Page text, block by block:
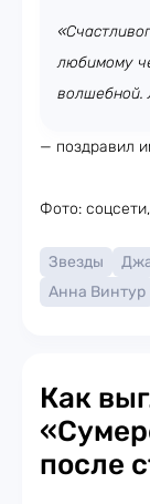
любимому
волшебной.
— поздравил
Фото:
Звезды
Анна Винтур
Как
после